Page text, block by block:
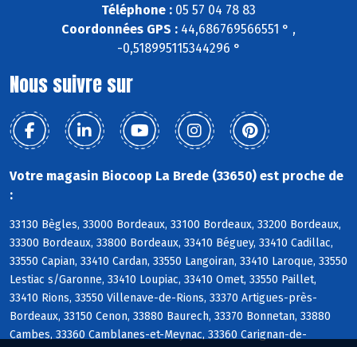
Téléphone : 05 57 04 78 83
Coordonnées GPS : 44,686769566551 ° ,
-0,518995115344296 °
Nous suivre sur
Votre magasin Biocoop La Brede (33650) est proche de
:
33130 Bègles, 33000 Bordeaux, 33100 Bordeaux, 33200 Bordeaux,
33300 Bordeaux, 33800 Bordeaux, 33410 Béguey, 33410 Cadillac,
33550 Capian, 33410 Cardan, 33550 Langoiran, 33410 Laroque, 33550
Lestiac s/Garonne, 33410 Loupiac, 33410 Omet, 33550 Paillet,
33410 Rions, 33550 Villenave-de-Rions, 33370 Artigues-près-
Bordeaux, 33150 Cenon, 33880 Baurech, 33370 Bonnetan, 33880
Cambes, 33360 Camblanes-et-Meynac, 33360 Carignan-de-